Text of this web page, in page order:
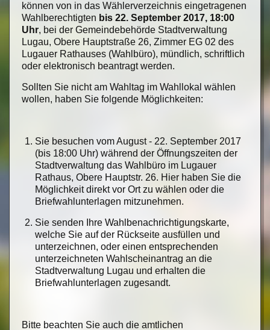
können von in das Wählerverzeichnis eingetragenen
Wahlberechtigten bis 22. September 2017, 18:00
Uhr, bei der Gemeindebehörde Stadtverwaltung
Lugau, Obere Hauptstraße 26, Zimmer EG 02 des
Lugauer Rathauses (Wahlbüro), mündlich, schriftlich
oder elektronisch beantragt werden.
Sollten Sie nicht am Wahltag im Wahllokal wählen
wollen, haben Sie folgende Möglichkeiten:
Sie besuchen vom August - 22. September 2017
(bis 18:00 Uhr) während der Öffnungszeiten der
Stadtverwaltung das Wahlbüro im Lugauer
Rathaus, Obere Hauptstr. 26. Hier haben Sie die
Möglichkeit direkt vor Ort zu wählen oder die
Briefwahlunterlagen mitzunehmen.
Sie senden Ihre Wahlbenachrichtigungskarte,
welche Sie auf der Rückseite ausfüllen und
unterzeichnen, oder einen entsprechenden
unterzeichneten Wahlscheinantrag an die
Stadtverwaltung Lugau und erhalten die
Briefwahlunterlagen zugesandt.
Bitte beachten Sie auch die amtlichen